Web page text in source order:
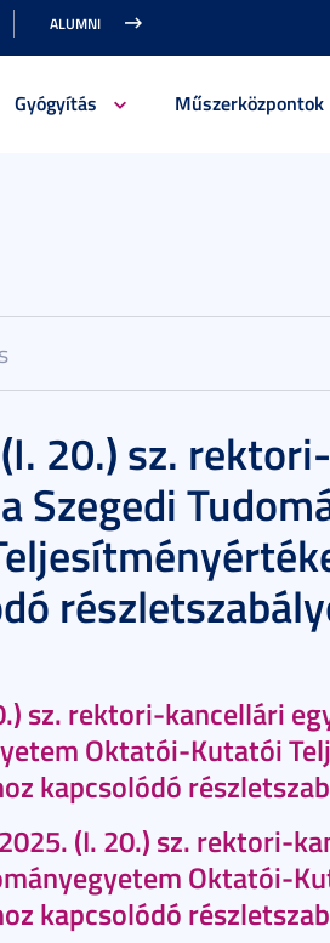
ALUMNI
Gyógyítás Műszerközpontok
20.) sz.
Szegedi
sz. rektori-kancellári
Oktatói-Kutatói
kapcsolódó
(I. 20.) sz. rektori-
Oktatói-
kapcsolódó